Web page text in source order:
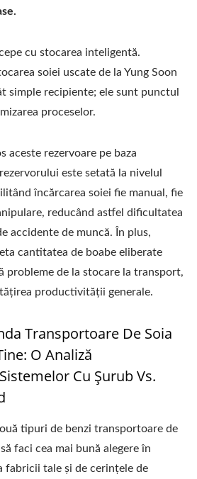
cu stocarea inteligentă.
soiei uscate de la Yung Soon
simple recipiente; ele sunt punctul
proceselor.
aceste rezervoare pe baza
este setată la nivelul
încărcarea soiei fie manual, fie
reducând astfel dificultatea
accidente de muncă. În plus,
cantitatea de boabe eliberate
probleme de la stocare la transport,
productivității generale.
Transportoare De Soia
O Analiză
Cu Șurub Vs.
tipuri de benzi transportoare de
faci cea mai bună alegere în
fabricii tale și de cerințele de